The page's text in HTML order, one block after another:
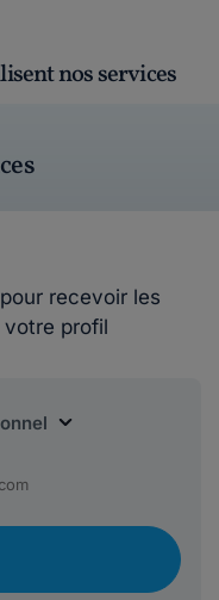
nos services
recevoir les
profil